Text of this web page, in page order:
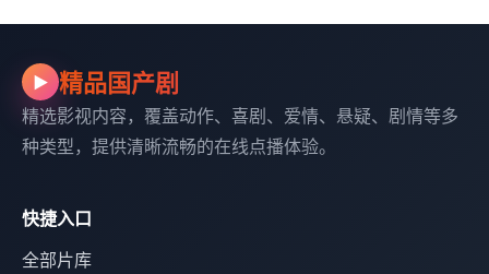
▶ 精品国产剧
精选影视内容，覆盖动作、喜剧、爱情、悬疑、剧情等多
种类型，提供清晰流畅的在线点播体验。
快捷入口
全部片库